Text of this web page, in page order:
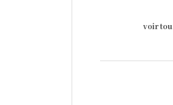
voir